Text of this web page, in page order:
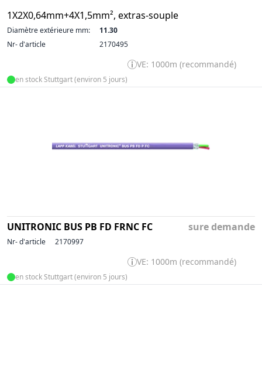
1X2X0,64mm+4X1,5mm², extras-souple
Diamètre extérieure mm:
11.30
Nr- d'article
2170495
VE: 1000m (recommandé)
en stock Stuttgart (environ 5 jours)
UNITRONIC BUS PB FD FRNC FC sure demande
Nr- d'article 2170997
VE: 1000m (recommandé)
en stock Stuttgart (environ 5 jours)